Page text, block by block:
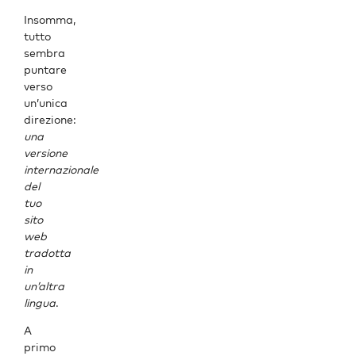
Insomma,
tutto
sembra
puntare
verso
un’unica
direzione:
una
versione
internazionale
del
tuo
sito
web
tradotta
in
un’altra
lingua.
A
primo